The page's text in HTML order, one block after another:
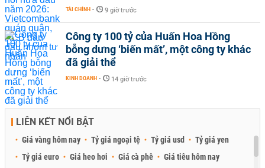
TÀI CHÍNH - 9 giờ trước
Công ty 100 tỷ của Huấn Hoa Hồng
bỗng dưng ‘biến mất’, một công ty khác
đã giải thể
KINH DOANH - 14 giờ trước
LIÊN KẾT NỔI BẬT
Giá vàng hôm nay Tỷ giá ngoại tệ Tỷ giá usd
Tỷ giá yen
Tỷ giá euro
Giá heo hơi Giá cà phê
Giá tiêu hôm nay